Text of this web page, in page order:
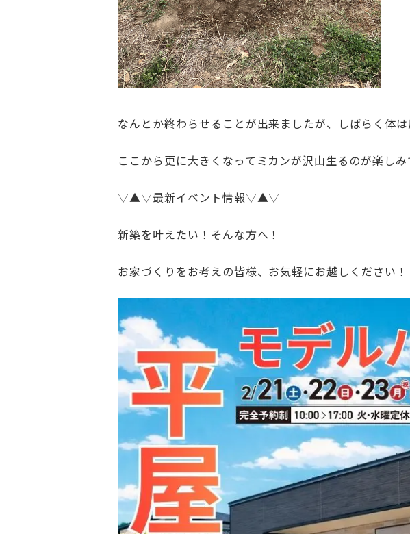
なんとか終わらせることが出来ましたが、しばらく体
ここから更に大きくなってミカンが沢山生るのが楽し
▽▲▽最新イベント情報▽▲▽
新築を叶えたい！そんな方へ！
お家づくりをお考えの皆様、お気軽にお越しください！